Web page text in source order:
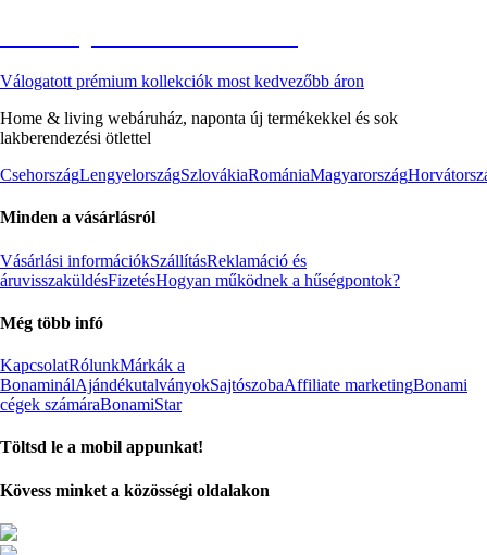
Válogatott prémium kollekciók most kedvezőbb áron
Home & living webáruház, naponta új termékekkel és sok
lakberendezési ötlettel
CsehországLengyelországSzlovákiaRomániaMagyarország
Minden a vásárlásról
Vásárlási információkSzállításReklamáció és
áruvisszaküldésFizetésHogyan működnek a hűségpontok?
Még több infó
KapcsolatRólunkMárkák a
BonaminálAjándékutalványokSajtószobaAffiliate marketingBonami
cégek számáraBonamiStar
Töltsd le a mobil appunkat!
Kövess minket a közösségi oldalakon